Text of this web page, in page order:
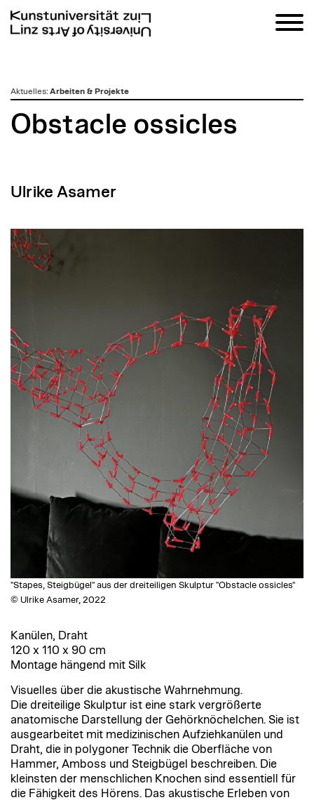
zumAktuelles: Arbeiten & Projekte
Obstacle ossicles
Ulrike Asamer
"Stapes, Steigbügel" aus der dreiteiligen Skulptur "Obstacle ossicles"
© Ulrike Asamer, 2022
Kanülen, Draht
120 x 110 x 90 cm
Montage hängend mit Silk
Visuelles über die akustische Wahrnehmung.
Die dreiteilige Skulptur ist eine stark vergrößerte
anatomische Darstellung der Gehörknöchelchen. Sie ist
ausgearbeitet mit medizinischen Aufziehkanülen und
Draht, die in polygoner Technik die Oberfläche von
Hammer, Amboss und Steigbügel beschreiben. Die
kleinsten der menschlichen Knochen sind essentiell für
die Fähigkeit des Hörens. Das akustische Erleben von